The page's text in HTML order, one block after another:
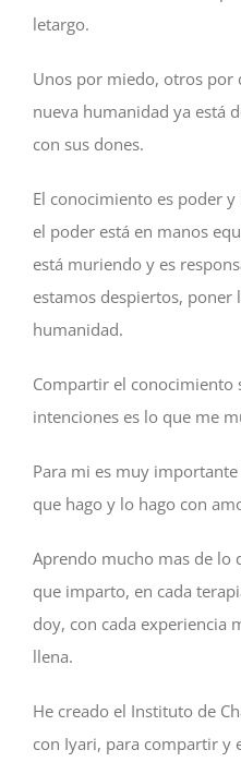
letargo.
Unos por miedo, otros por
nueva humanidad ya está
con sus dones.
El conocimiento es poder
el poder está en manos
está muriendo y es
estamos despiertos, poner
humanidad.
Compartir el conocimiento
intenciones es lo que me
Para mi es muy
que hago y lo hago con
Aprendo mucho mas de lo
que imparto, en cada
doy, con cada experiencia
llena.
He creado el Instituto de
con Iyari, para compartir y